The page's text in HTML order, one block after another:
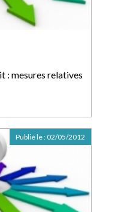
: mesures relatives
Publié le : 02/05/2012